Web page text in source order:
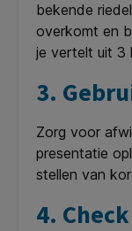
bekende
overkomt en
je vertelt uit 3
3.
Zorg voor
presentatie
stellen van
4.